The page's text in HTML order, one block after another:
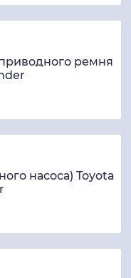
ремня
насоса) Toyota